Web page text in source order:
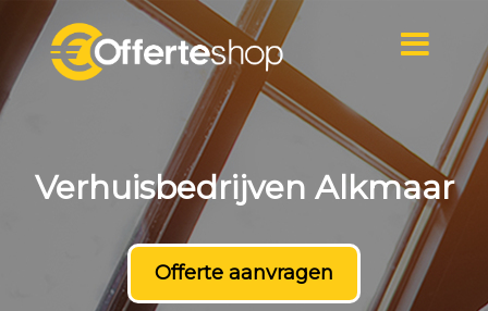
inhoud
springen
Verhuisbedrijven Alkmaar
Offerte aanvragen